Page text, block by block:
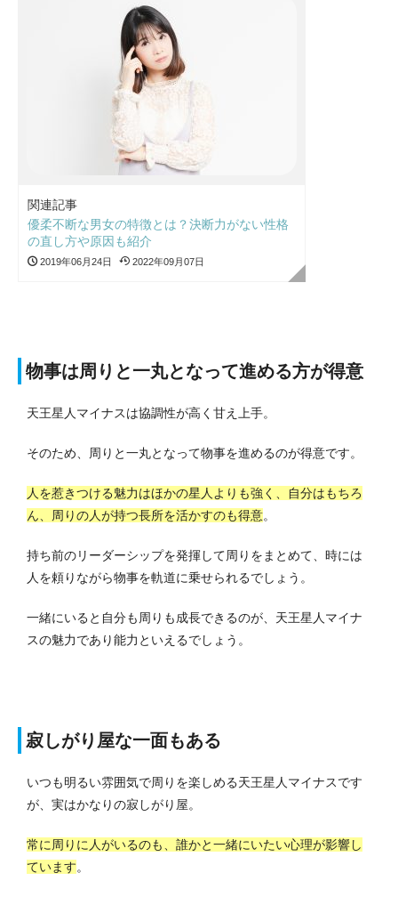
関連記事
優柔不断な男女の特徴とは？決断力がない性格
の直し方や原因も紹介
2019年06月24日 2022年09月07日
物事は周りと一丸となって進める方が得意
天王星人マイナスは協調性が高く甘え上手。
そのため、周りと一丸となって物事を進めるのが得意です。
人を惹きつける魅力はほかの星人よりも強く、自分はもちろ
ん、周りの人が持つ長所を活かすのも得意。
持ち前のリーダーシップを発揮して周りをまとめて、時には
人を頼りながら物事を軌道に乗せられるでしょう。
一緒にいると自分も周りも成長できるのが、天王星人マイナ
スの魅力であり能力といえるでしょう。
寂しがり屋な一面もある
いつも明るい雰囲気で周りを楽しめる天王星人マイナスです
が、実はかなりの寂しがり屋。
常に周りに人がいるのも、誰かと一緒にいたい心理が影響し
ています。